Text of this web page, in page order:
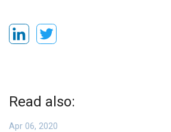
Read also:
Apr 06, 2020